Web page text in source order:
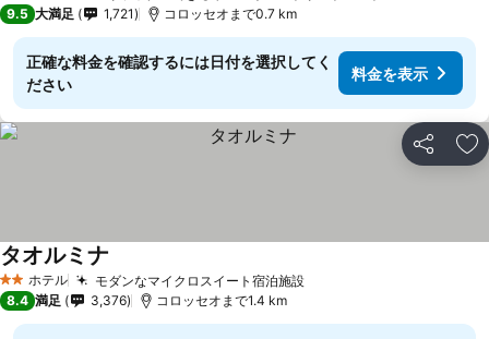
9.5 大満足 1,721 コロッセオまで0.7 km
正確な料金を確認するには日付を選択してく
ださい
料金を表示
シェア お
2 ホテルのランク
ホテル モダンなマイクロスイート宿泊施設
タオルミナ
8.4 満足 3,376 コロッセオまで1.4 km